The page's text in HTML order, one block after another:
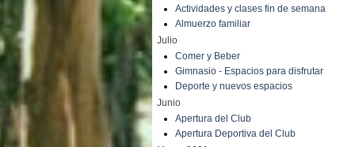
Actividades y clases fin de semana
Almuerzo familiar
Julio
Comer y Beber
Gimnasio - Espacios para disfrutar
Deporte y nuevos espacios
Junio
Apertura del Club
Apertura Deportiva del Club